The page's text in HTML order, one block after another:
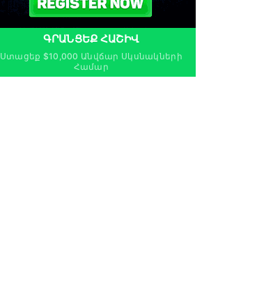
ԳՐԱՆՑԵՔ ՀԱՇԻՎ
Ստացեք $10,000 Անվճար Սկսնակների
Համար